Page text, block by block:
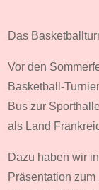
Das
Vor den
Basketball-
Bus zur
als Land
Dazu haben wir
Präsentation